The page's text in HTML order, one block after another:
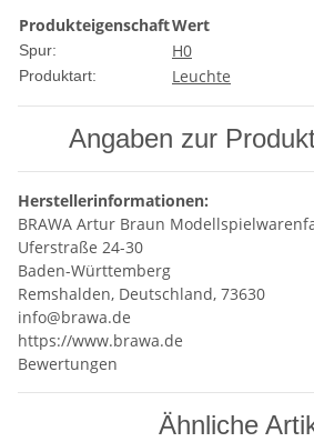
ProdukteigenschaftWert
Spur: H0
Produktart: Leuchte
Angaben zur
Herstellerinformationen:
BRAWA Artur Braun
Uferstraße 24-30
Baden-Württemberg
Remshalden, Deutschland, 73630
info@brawa.de
https://www.brawa.de
Bewertungen
Ähnliche